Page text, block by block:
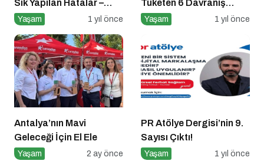
Sık Yapılan Hatalar –
Yaygın 8 Hata
Yaşam 1 yıl önce
Tüketen 6 Davranış
Biçimi
Yaşam 1 yıl önce
Antalya’nın Mavi
Geleceği İçin El Ele
Yaşam 2 ay önce
PR Atölye Dergisi’nin 9.
Sayısı Çıktı!
Yaşam 1 yıl önce